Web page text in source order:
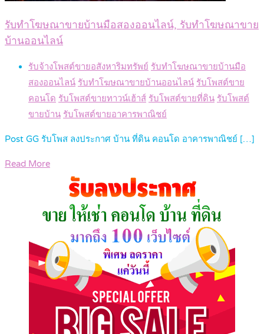
รับทำโฆษณาขายบ้านมือสองออนไลน์, รับทำโฆษณาขาย
บ้านออนไลน์
รับจ้างโพสต์ขายอสังหาริมทรัพย์ รับทำโฆษณาขายบ้านมือ
สองออนไลน์ รับทำโฆษณาขายบ้านออนไลน์ รับโพสต์ขาย
คอนโด รับโพสต์ขายทาวน์เฮ้าส์ รับโพสต์ขายที่ดิน รับโพสต์
ขายบ้าน รับโพสต์ขายอาคารพาณิชย์
Post GG รับโพส ลงประกาศ บ้าน ที่ดิน คอนโด อาคารพาณิชย์ […]
Read More